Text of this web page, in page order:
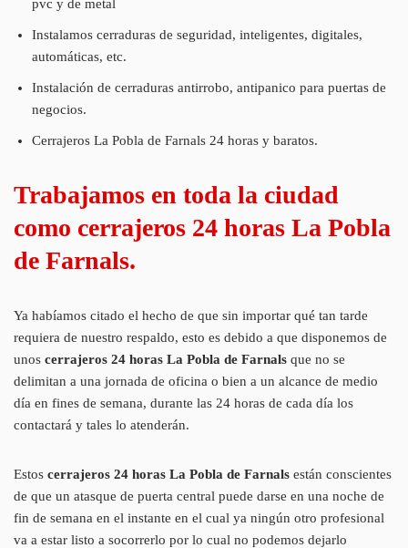
pvc y de metal
Instalamos cerraduras de seguridad, inteligentes, digitales,
automáticas, etc.
Instalación de cerraduras antirrobo, antipanico para puertas de
negocios.
Cerrajeros La Pobla de Farnals 24 horas y baratos.
Trabajamos en toda la ciudad
como cerrajeros 24 horas La Pobla
de Farnals.
Ya habíamos citado el hecho de que sin importar qué tan tarde
requiera de nuestro respaldo, esto es debido a que disponemos de
unos cerrajeros 24 horas La Pobla de Farnals que no se
delimitan a una jornada de oficina o bien a un alcance de medio
día en fines de semana, durante las 24 horas de cada día los
contactará y tales lo atenderán.
Estos cerrajeros 24 horas La Pobla de Farnals están conscientes
de que un atasque de puerta central puede darse en una noche de
fin de semana en el instante en el cual ya ningún otro profesional
va a estar listo a socorrerlo por lo cual no podemos dejarlo